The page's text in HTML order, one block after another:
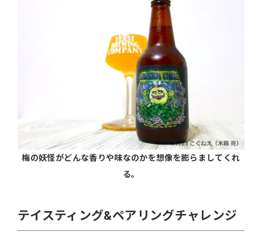
梅の妖怪がどんな香りや味なのかを想像を膨らましてくれ
る。
テイスティング&ペアリングチャレンジ